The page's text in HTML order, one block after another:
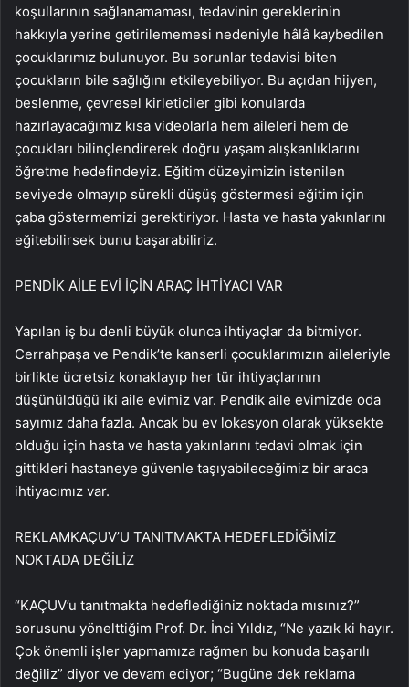
koşullarının sağlanamaması, tedavinin gereklerinin
hakkıyla yerine getirilememesi nedeniyle hâlâ kaybedilen
çocuklarımız bulunuyor. Bu sorunlar tedavisi biten
çocukların bile sağlığını etkileyebiliyor. Bu açıdan hijyen,
beslenme, çevresel kirleticiler gibi konularda
hazırlayacağımız kısa videolarla hem aileleri hem de
çocukları bilinçlendirerek doğru yaşam alışkanlıklarını
öğretme hedefindeyiz. Eğitim düzeyimizin istenilen
seviyede olmayıp sürekli düşüş göstermesi eğitim için
çaba göstermemizi gerektiriyor. Hasta ve hasta yakınlarını
eğitebilirsek bunu başarabiliriz.
PENDİK AİLE EVİ İÇİN ARAÇ İHTİYACI VAR
Yapılan iş bu denli büyük olunca ihtiyaçlar da bitmiyor.
Cerrahpaşa ve Pendik’te kanserli çocuklarımızın aileleriyle
birlikte ücretsiz konaklayıp her tür ihtiyaçlarının
düşünüldüğü iki aile evimiz var. Pendik aile evimizde oda
sayımız daha fazla. Ancak bu ev lokasyon olarak yüksekte
olduğu için hasta ve hasta yakınlarını tedavi olmak için
gittikleri hastaneye güvenle taşıyabileceğimiz bir araca
ihtiyacımız var.
REKLAMKAÇUV’U TANITMAKTA HEDEFLEDİĞİMİZ
NOKTADA DEĞİLİZ
“KAÇUV’u tanıtmakta hedeflediğiniz noktada mısınız?”
sorusunu yönelttiğim Prof. Dr. İnci Yıldız, “Ne yazık ki hayır.
Çok önemli işler yapmamıza rağmen bu konuda başarılı
değiliz” diyor ve devam ediyor; “Bugüne dek reklama